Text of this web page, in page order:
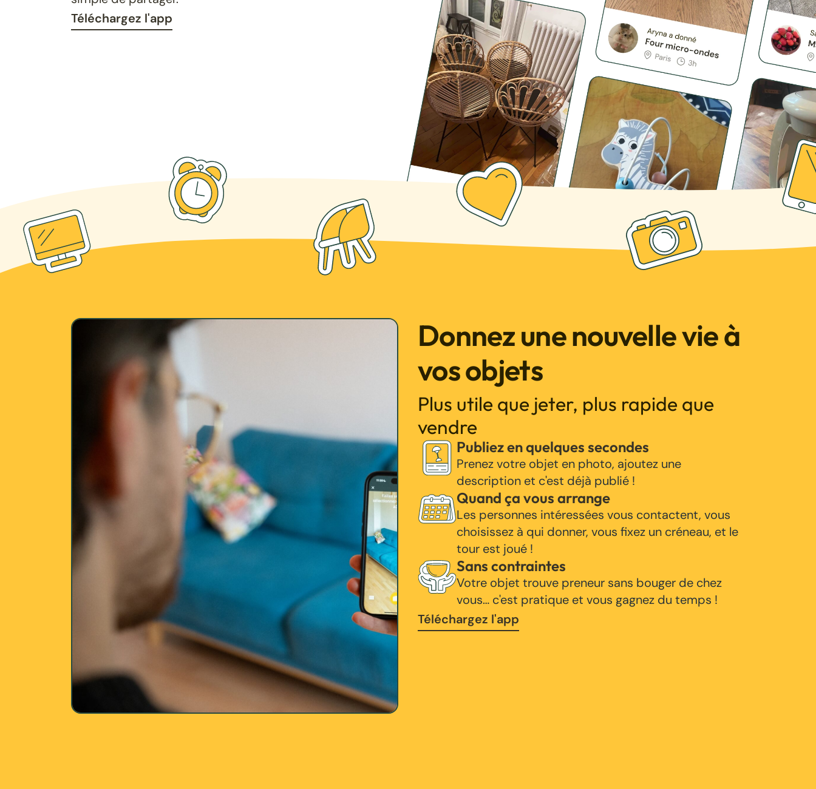
Téléchargez l'app
Donnez une nouvelle vie à
vos objets
Plus utile que jeter, plus rapide que
vendre
Publiez en quelques secondes
Prenez votre objet en photo, ajoutez une
description et c'est déjà publié !
Quand ça vous arrange
Les personnes intéressées vous contactent, vous
choisissez à qui donner, vous fixez un créneau, et le
tour est joué !
Sans contraintes
Votre objet trouve preneur sans bouger de chez
vous… c'est pratique et vous gagnez du temps !
Téléchargez l'app